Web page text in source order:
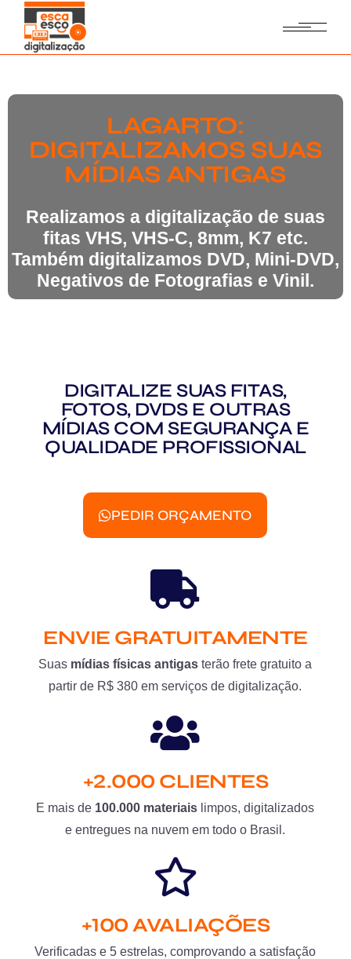
LAGARTO:
DIGITALIZAMOS SUAS
MÍDIAS ANTIGAS
Realizamos a digitalização de suas
fitas VHS, VHS-C, 8mm, K7 etc.
Também digitalizamos DVD, Mini-DVD,
Negativos de Fotografias e Vinil.
DIGITALIZE SUAS FITAS,
FOTOS, DVDS E OUTRAS
MÍDIAS COM SEGURANÇA E
QUALIDADE PROFISSIONAL
PEDIR ORÇAMENTO
ENVIE GRATUITAMENTE
Suas mídias físicas antigas terão frete gratuito a
partir de R$ 380 em serviços de digitalização.
+2.000 CLIENTES
E mais de 100.000 materiais limpos, digitalizados
e entregues na nuvem em todo o Brasil.
+100 AVALIAÇÕES
Verificadas e 5 estrelas, comprovando a satisfação